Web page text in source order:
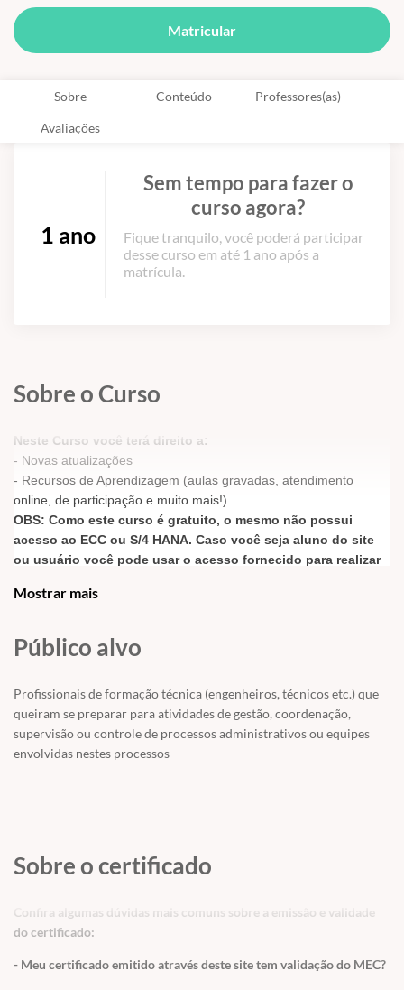
Matricular
Sobre Conteúdo Professores(as)
Avaliações
1 ano
Sem tempo para fazer o
curso agora?
Fique tranquilo, você poderá participar
desse curso em até 1 ano após a
matrícula.
Sobre o Curso
Neste Curso você terá direito a:
- Novas atualizações
- Recursos de Aprendizagem (aulas gravadas, atendimento
online, de participação e muito mais!)
OBS: Como este curso é gratuito, o mesmo não possui
acesso ao ECC ou S/4 HANA. Caso você seja aluno do site
ou usuário você pode usar o acesso fornecido para realizar
emCURSOS / ACESSO A SERVIDORES
Mostrar mais
Público alvo
Profissionais de formação técnica (engenheiros, técnicos etc.) que
queiram se preparar para atividades de gestão, coordenação,
supervisão ou controle de processos administrativos ou equipes
envolvidas nestes processos
Sobre o certificado
Confira algumas dúvidas mais comuns sobre a emissão e validade
do certificado:
- Meu certificado emitido através deste site tem validação do MEC?